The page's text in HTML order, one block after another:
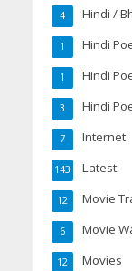
Hindi /
4
Hindi
1
Hindi
1
Hindi
3
Internet
7
Latest
143
Movie
12
Movie
6
Movies
12